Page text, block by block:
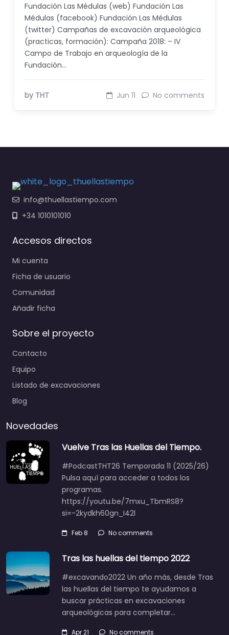
Fundación Las Médulas (web) Fundación Las
Médulas (facebook) Fundación Las Médulas
(twitter) Campañas de excavación arqueológica
(practicas, formación): Campaña 2018: – IV
Campo de Trabajo en arqueología de la
Fundación…
by THT Jun 11 No comments
info@thuellastiempo.com
+34 1010101010
Accesos directos
Mi cuenta
Ficha de usuario
Comunidad
Añadir ficha
Sobre el proyecto
Contacto
Equipo
Listado de excavaciones
Blog
Novedades
Vuelve Tras las Huellas del Tiempo.
#PodcastTHT26 Temporada 11 (2025/26)
Pulsa aquí para acceder a todos los
programas.
https://youtu.be/7mxu_TbmRS8?
si=-2kydkh60gn_I42l
Feb 8 No comments
Tras las huellas del tiempo 2022
#excavando2022 Un año más, desde Tras
las huellas del tiempo te ayudamos a
buscar prácticas en excavaciones
arqueológicas para completar…
Apr 21 No comments